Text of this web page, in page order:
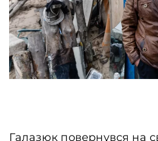
Галазюк повернувся на